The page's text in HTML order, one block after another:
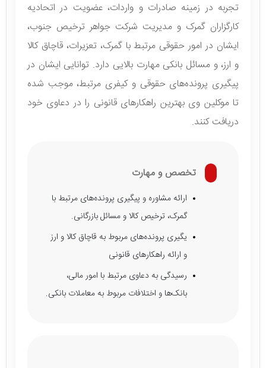
تجربه در زمینه صادرات و واردات، عضویت در اتحادیه
کارگزاران گمرک و مدیریت شرکت جواهر ترخیص جنوب،
ایشان در امور حقوقی مرتبط با گمرک، تعزیرات، قاچاق کالا
و ارز، و مسائل بانکی مهارت بالایی دارد. توانایی ایشان در
پیگیری پرونده‌های حقوقی و کیفری مرتبط، موجب شده
تا موکلین وی بهترین راهکارهای قانونی را در دعاوی خود
دریافت کنند.
تخصص و مهارت
ارائه مشاوره و پیگیری پرونده‌های مرتبط با
گمرک، ترخیص کالا و مسائل بازرگانی.
یگیری پرونده‌های مربوط به قاچاق کالا و ارز
و ارائه راهکارهای قانونی
رسیدگی به دعاوی مرتبط با امور مالی،
بانک‌ها و اختلافات مربوط به معاملات بانکی.